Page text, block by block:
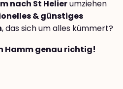
nach St Helierumziehen
& günstiges
, das sich um alles kümmert?
Hamm genau richtig!